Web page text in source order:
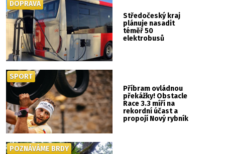
Středočeský kraj
plánuje nasadit
téměř 50
elektrobusů
DOPRAVA
Příbram ovládnou
překážky! Obstacle
Race 3.3 míří na
rekordní účast a
propojí Nový rybník
SPORT
POZNÁVÁME BRDY